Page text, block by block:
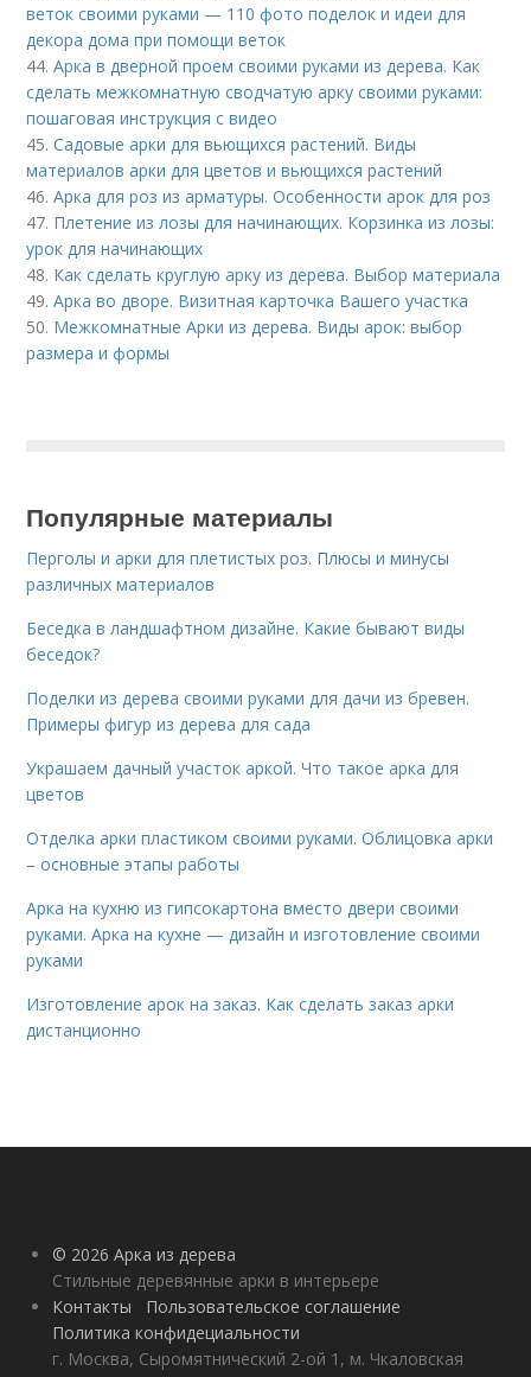
веток своими руками — 110 фото поделок и идеи для
декора дома при помощи веток
44.Арка в дверной проем своими руками из дерева. Как
сделать межкомнатную сводчатую арку своими руками:
пошаговая инструкция с видео
45.Садовые арки для вьющихся растений. Виды
материалов арки для цветов и вьющихся растений
46.Арка для роз из арматуры. Особенности арок для роз
47. Плетение из лозы для начинающих. Корзинка из лозы:
урок для начинающих
48. Как сделать круглую арку из дерева. Выбор материала
49.Арка во дворе. Визитная карточка Вашего участка
50. Межкомнатные Арки из дерева. Виды арок: выбор
размера и формы
Популярные материалы
Перголы и арки для плетистых роз. Плюсы и минусы
различных материалов
Беседка в ландшафтном дизайне. Какие бывают виды
беседок?
Поделки из дерева своими руками для дачи из бревен.
Примеры фигур из дерева для сада
Украшаем дачный участок аркой. Что такое арка для
цветов
Отделка арки пластиком своими руками. Облицовка арки
– основные этапы работы
Арка на кухню из гипсокартона вместо двери своими
руками. Арка на кухне — дизайн и изготовление своими
руками
Изготовление арок на заказ. Как сделать заказ арки
дистанционно
© 2026 Арка из дерева
Стильные деревянные арки в интерьере
Контакты
Пользовательское соглашение
Политика конфидециальности
г. Москва, Сыромятнический 2-ой 1, м. Чкаловская